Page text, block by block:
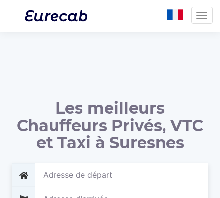
Les meilleurs
Chauffeurs Privés, VTC
et Taxi à Suresnes